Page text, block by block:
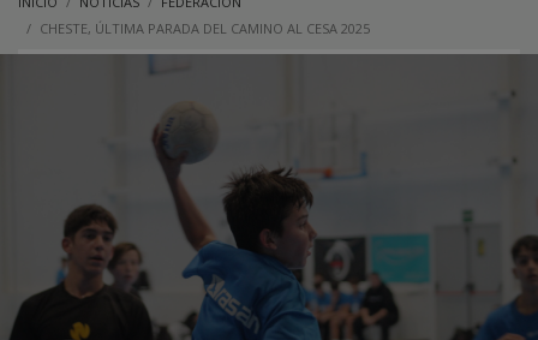
CHESTE, ÚLTIMA PARADA DEL CAMINO AL CESA 2025